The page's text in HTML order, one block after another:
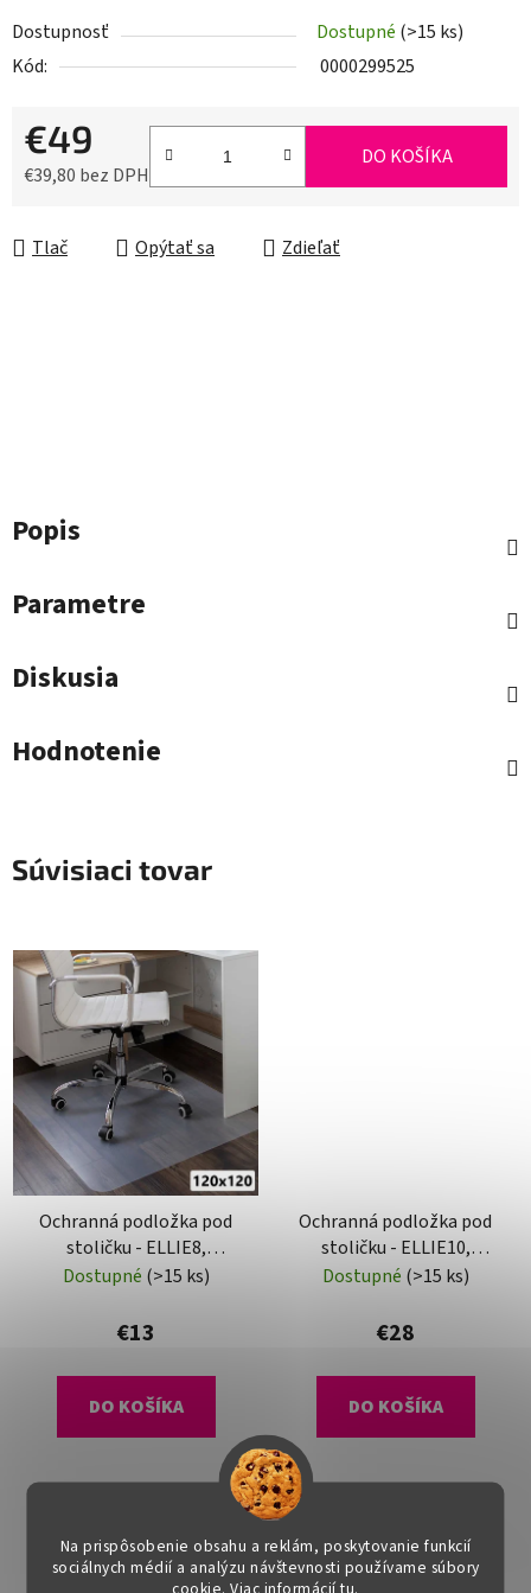
Na prispôsobenie obsahu a reklám, poskytovanie funkcií
sociálnych médií a analýzu návštevnosti používame súbory
cookie. Viac informáciítu.
Dostupnosť Dostupné (>15 ks)
Kód:
0000299525
€49
€39,80 bez DPH
DO KOŠÍKA
Tlač Opýtať sa Zdieľať
Popis
Parametre
Diskusia
Hodnotenie
Súvisiaci tovar
Ochranná podložka pod
stoličku - ELLIE8,
120x120 cm, 0,8 mm
Dostupné (>15 ks)
€13
DO KOŠÍKA
Ochranná podložka pod
stoličku - ELLIE10,
120x90 cm, 1,8 mm
Dostupné (>15 ks)
€28
DO KOŠÍKA